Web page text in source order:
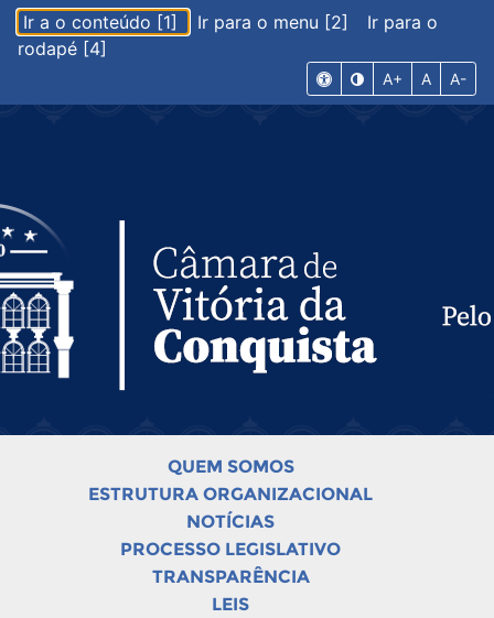
Ir a o conteúdo [1] Ir para o menu [2]
Ir para o
rodapé [4]
A+ A A-
QUEM SOMOS
ESTRUTURA ORGANIZACIONAL
NOTÍCIAS
PROCESSO LEGISLATIVO
TRANSPARÊNCIA
LEIS